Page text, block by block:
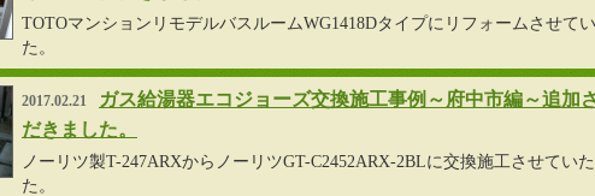
TOTOマンションリモデルバスルームWG1418Dタイプにリフォームさせて
た。
2017.02.21
ガス給湯器エコジョーズ交換施工事例～府中市編～追加
だきました。
ノーリツ製T-247ARXからノーリツGT-C2452ARX-2BLに交換施工させてい
た。